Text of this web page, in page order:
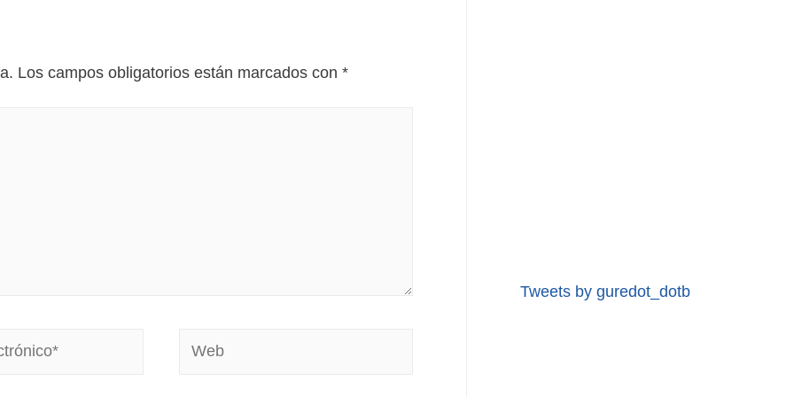
Los campos obligatorios están marcados con *
Tweets by guredot_dotb